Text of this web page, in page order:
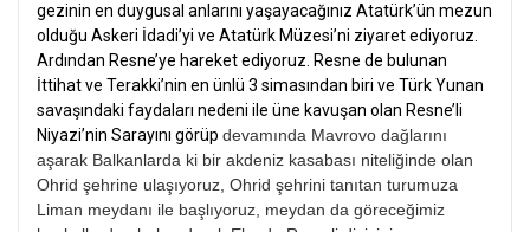
gezinin en duygusal anlarını yaşayacağınız Atatürk’ün mezun
olduğu Askeri İdadi’yi ve Atatürk Müzesi’ni ziyaret ediyoruz.
Ardından Resne’ye hareket ediyoruz. Resne de bulunan
İttihat ve Terakki’nin en ünlü 3 simasından biri ve Türk Yunan
savaşındaki faydaları nedeni ile üne kavuşan olan Resne’li
Niyazi’nin Sarayını görüp devamında Mavrovo dağlarını
aşarak Balkanlarda ki bir akdeniz kasabası niteliğinde olan
Ohrid şehrine ulaşıyoruz, Ohrid şehrini tanıtan turumuza
Liman meydanı ile başlıyoruz, meydan da göreceğimiz